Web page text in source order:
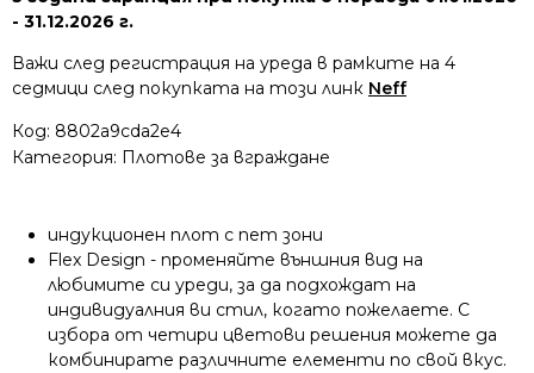
- 31.12.2026 г.
Важи след регистрация на уреда в рамките на 4
седмици след покупката на този линк Neff
Код: 8802a9cda2e4
Категория: Плотове за вграждане
индукционен плот с пет зони
Flex Design - променяйте външния вид на
любимите си уреди, за да подхождат на
индивидуалния ви стил, когато пожелаете. С
избора от четири цветови решения можете да
комбинирате различните елементи по свой вкус.